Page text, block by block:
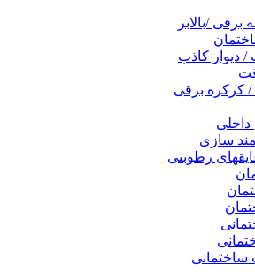
برقی /بالابر
دیوار کاذب
/ کرکره برقی
سازی
رطوبتی
ساختمانی